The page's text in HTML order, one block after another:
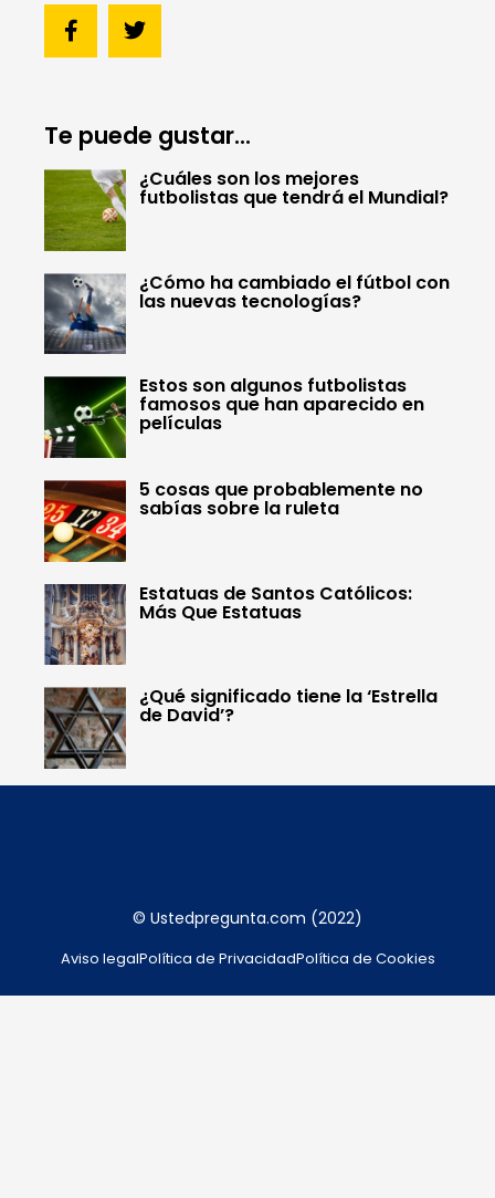
Te puede gustar...
¿Cuáles son los mejores
futbolistas que tendrá el Mundial?
¿Cómo ha cambiado el fútbol con
las nuevas tecnologías?
Estos son algunos futbolistas
famosos que han aparecido en
películas
5 cosas que probablemente no
sabías sobre la ruleta
Estatuas de Santos Católicos:
Más Que Estatuas
¿Qué significado tiene la ‘Estrella
de David’?
© Ustedpregunta.com (2022)
Aviso legalPolítica de PrivacidadPolítica de Cookies